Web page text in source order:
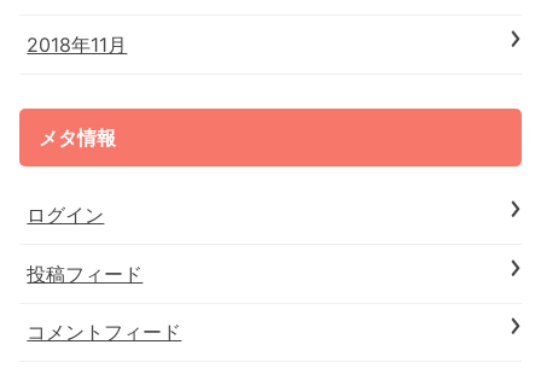
2018年11月
メタ情報
ログイン
投稿フィード
コメントフィード